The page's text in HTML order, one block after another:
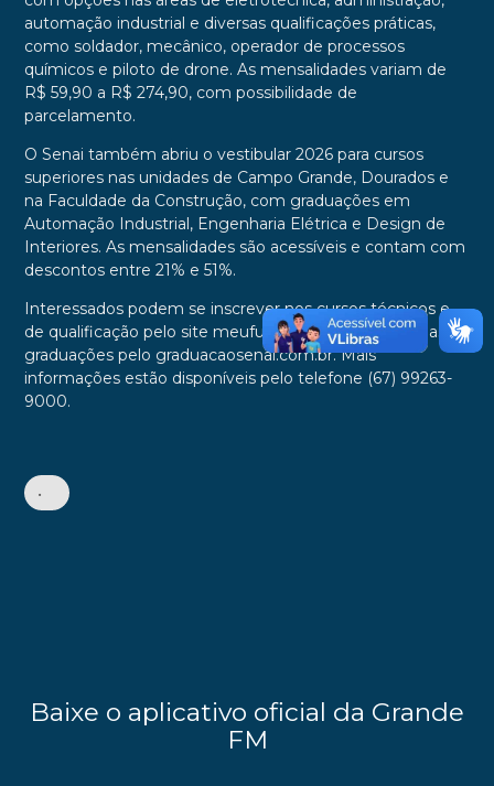
automação industrial e diversas qualificações práticas,
como soldador, mecânico, operador de processos
químicos e piloto de drone. As mensalidades variam de
R$ 59,90 a R$ 274,90, com possibilidade de
parcelamento.
O Senai também abriu o vestibular 2026 para cursos
superiores nas unidades de Campo Grande, Dourados e
na Faculdade da Construção, com graduações em
Automação Industrial, Engenharia Elétrica e Design de
Interiores. As mensalidades são acessíveis e contam com
descontos entre 21% e 51%.
Interessados podem se inscrever nos cursos técnicos e
de qualificação pelo site meufuturoagora.com.br, e nas
graduações pelo graduacaosenai.com.br. Mais
informações estão disponíveis pelo telefone (67) 99263-
9000.
•
Baixe o aplicativo oficial da Grande
FM